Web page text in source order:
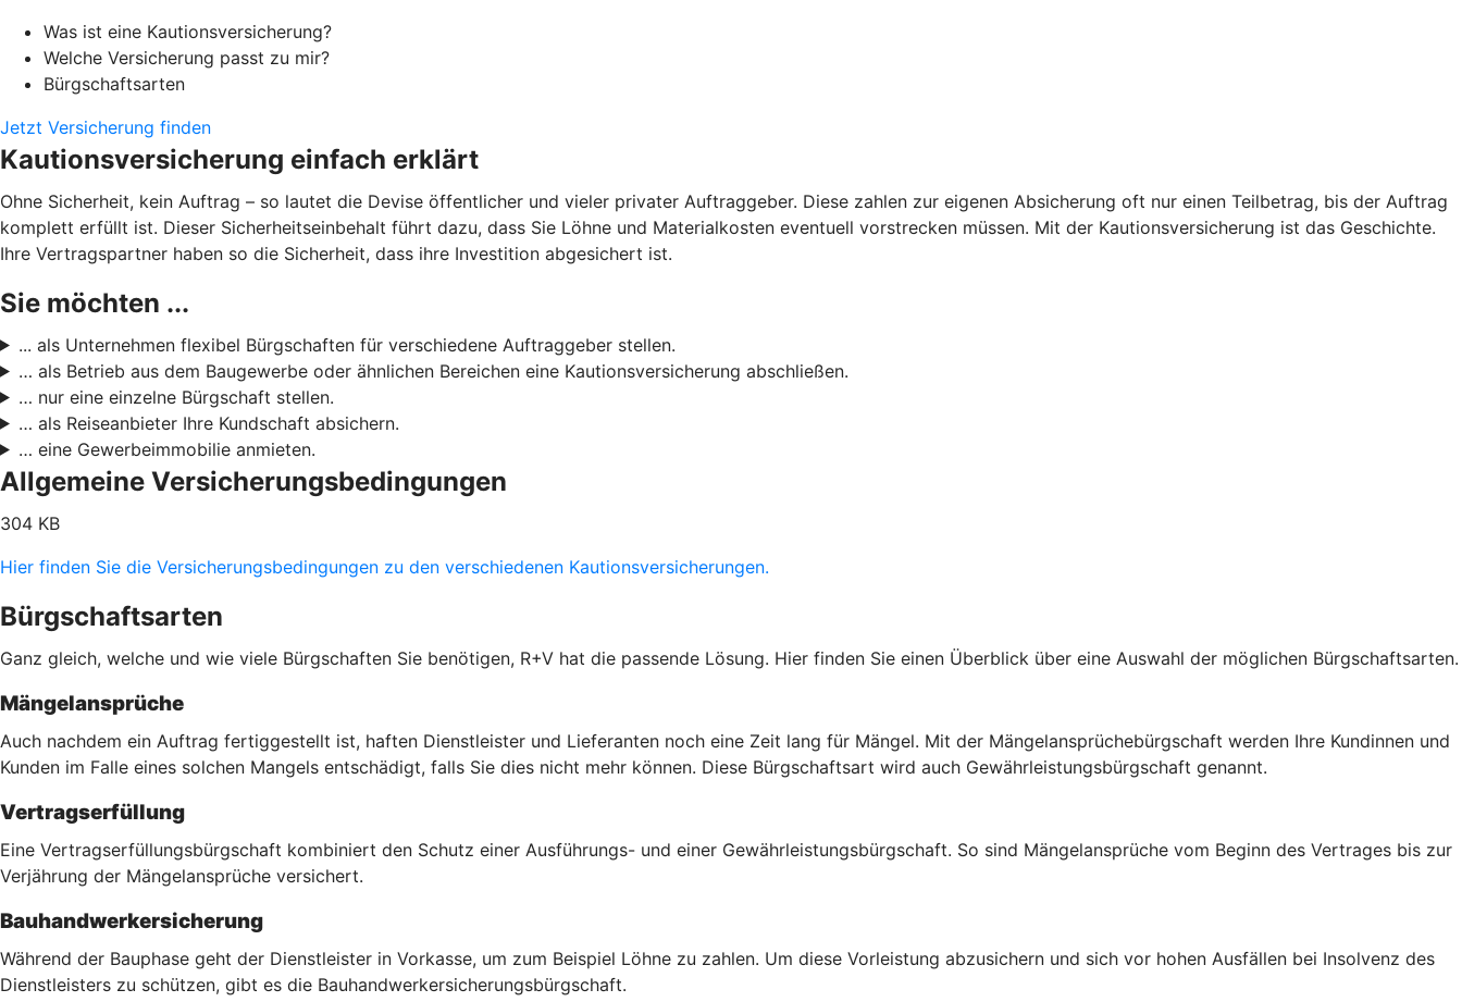
Was ist eine Kautionsversicherung?
Welche Versicherung passt zu mir?
Bürgschaftsarten
Jetzt Versicherung finden
Kautionsversicherung einfach erklärt
Ohne Sicherheit, kein Auftrag – so lautet die Devise öffentlicher und vieler privater Auftraggeber. Diese zahlen zur eigenen Absicherung oft nur einen Teilbetrag, bis der Auftrag
komplett erfüllt ist. Dieser Sicherheitseinbehalt führt dazu, dass Sie Löhne und Materialkosten eventuell vorstrecken müssen. Mit der Kautionsversicherung ist das Geschichte.
Ihre Vertragspartner haben so die Sicherheit, dass ihre Investition abgesichert ist.
Sie möchten ...
... als Unternehmen flexibel Bürgschaften für verschiedene Auftraggeber stellen.
… als Betrieb aus dem Baugewerbe oder ähnlichen Bereichen eine Kautionsversicherung abschließen.
… nur eine einzelne Bürgschaft stellen.
… als Reiseanbieter Ihre Kundschaft absichern.
… eine Gewerbeimmobilie anmieten.
Allgemeine Versicherungsbedingungen
304 KB
Hier finden Sie die Versicherungsbedingungen zu den verschiedenen Kautionsversicherungen.
Bürgschaftsarten
Ganz gleich, welche und wie viele Bürgschaften Sie benötigen, R+V hat die passende Lösung. Hier finden Sie einen Überblick über eine Auswahl der möglichen Bürgschaftsarten.
Mängelansprüche
Auch nachdem ein Auftrag fertiggestellt ist, haften Dienstleister und Lieferanten noch eine Zeit lang für Mängel. Mit der Mängelansprüchebürgschaft werden Ihre Kundinnen und
Kunden im Falle eines solchen Mangels entschädigt, falls Sie dies nicht mehr können. Diese Bürgschaftsart wird auch Gewährleistungsbürgschaft genannt.
Vertragserfüllung
Eine Vertragserfüllungsbürgschaft kombiniert den Schutz einer Ausführungs- und einer Gewährleistungsbürgschaft. So sind Mängelansprüche vom Beginn des Vertrages bis zur
Verjährung der Mängelansprüche versichert.
Bauhandwerkersicherung
Während der Bauphase geht der Dienstleister in Vorkasse, um zum Beispiel Löhne zu zahlen. Um diese Vorleistung abzusichern und sich vor hohen Ausfällen bei Insolvenz des
Dienstleisters zu schützen, gibt es die Bauhandwerkersicherungsbürgschaft.